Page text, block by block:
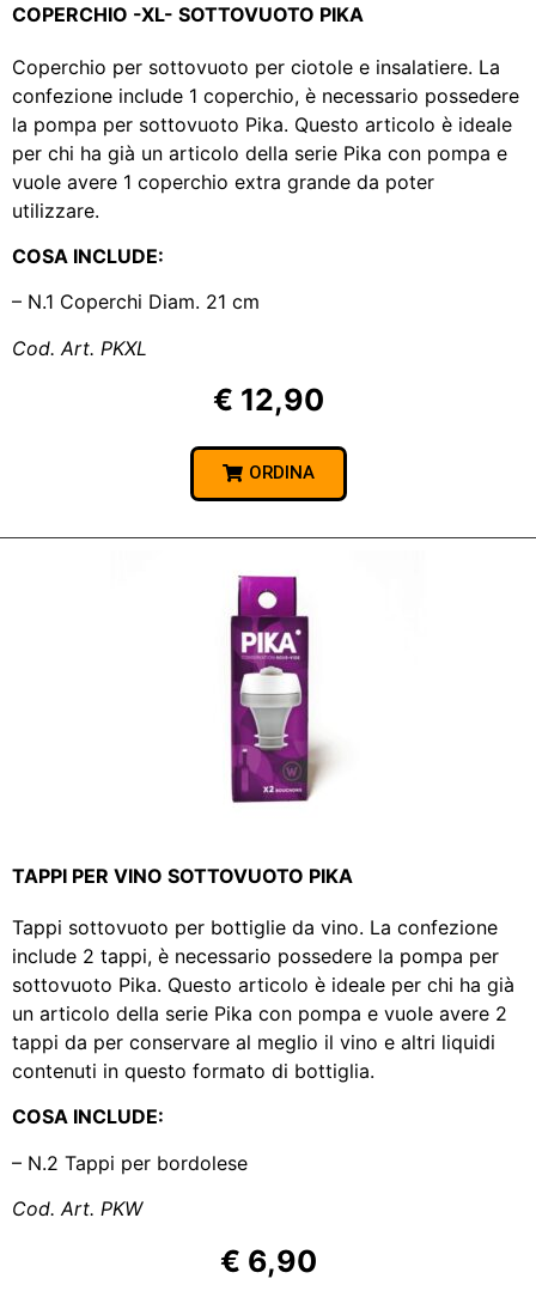
COPERCHIO -XL- SOTTOVUOTO PIKA
Coperchio per sottovuoto per ciotole e insalatiere. La
confezione include 1 coperchio, è necessario possedere
la pompa per sottovuoto Pika. Questo articolo è ideale
per chi ha già un articolo della serie Pika con pompa e
vuole avere 1 coperchio extra grande da poter
utilizzare.
COSA INCLUDE:
– N.1 Coperchi Diam. 21 cm
Cod. Art. PKXL
€ 12,90
ORDINA
TAPPI PER VINO SOTTOVUOTO PIKA
Tappi sottovuoto per bottiglie da vino. La confezione
include 2 tappi, è necessario possedere la pompa per
sottovuoto Pika. Questo articolo è ideale per chi ha già
un articolo della serie Pika con pompa e vuole avere 2
tappi da per conservare al meglio il vino e altri liquidi
contenuti in questo formato di bottiglia.
COSA INCLUDE:
– N.2 Tappi per bordolese
Cod. Art. PKW
€ 6,90